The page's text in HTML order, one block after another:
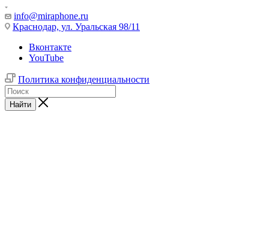
info@miraphone.ru
Краснодар, ул. Уральская 98/11
Вконтакте
YouTube
Политика конфиденциальности
Найти